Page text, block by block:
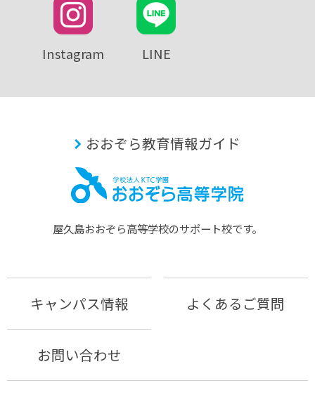
Instagram LINE
おおぞら教育情報ガイド
屋久島おおぞら⾼等学校のサポート校です。
キャンパス情報 よくあるご質問
お問い合わせ